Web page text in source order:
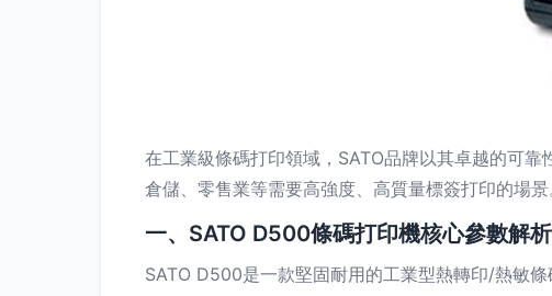
在工業級條碼打印領域，SATO品牌以其卓越的可
倉儲、零售業等需要高強度、高質量標簽打印的場
一、SATO D500條碼打印機核心參數解析
SATO D500是一款堅固耐用的工業型熱轉印/熱敏